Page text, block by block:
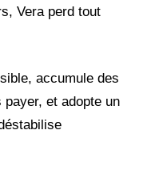
Vera perd tout
accumule des
et adopte un